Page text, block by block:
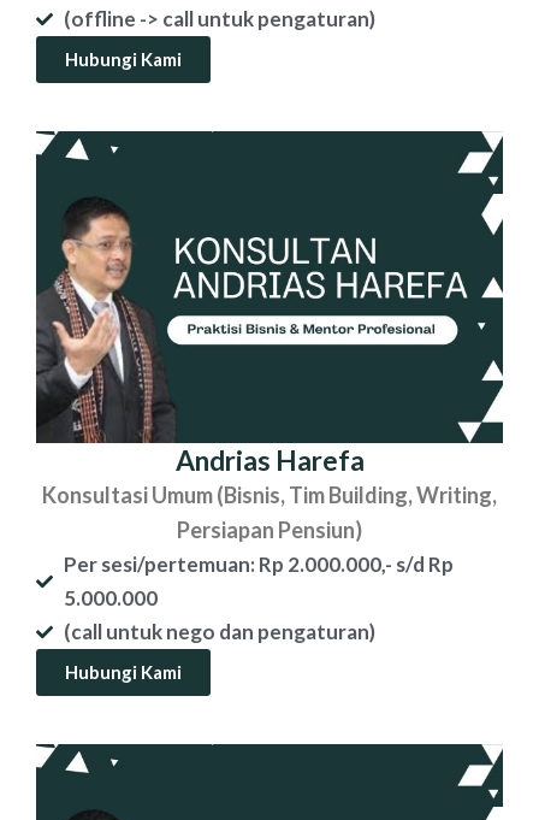
(offline -> call untuk pengaturan)
Hubungi Kami
Andrias Harefa
Konsultasi Umum (Bisnis, Tim Building, Writing,
Persiapan Pensiun)
Per sesi/pertemuan: Rp 2.000.000,- s/d Rp
5.000.000
(call untuk nego dan pengaturan)
Hubungi Kami